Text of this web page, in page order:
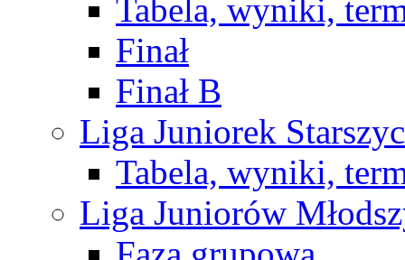
Tabela, wyniki,
Finał
Finał B
Liga Juniorek
Tabela, wyniki,
Liga Juniorów